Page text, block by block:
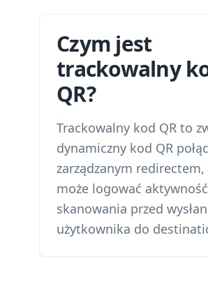
Czym jest
trackowalny
QR?
Trackowalny kod QR to
dynamiczny kod QR
zarządzanym
może logować aktywność
skanowania przed
użytkownika do